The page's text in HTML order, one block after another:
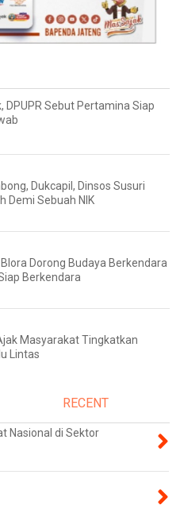
DPUPR Sebut Pertamina Siap
Dukcapil, Dinsos Susuri
Demi Sebuah NIK
Dorong Budaya Berkendara
Berkendara
Masyarakat Tingkatkan
Lintas
RECENT
Nasional di Sektor